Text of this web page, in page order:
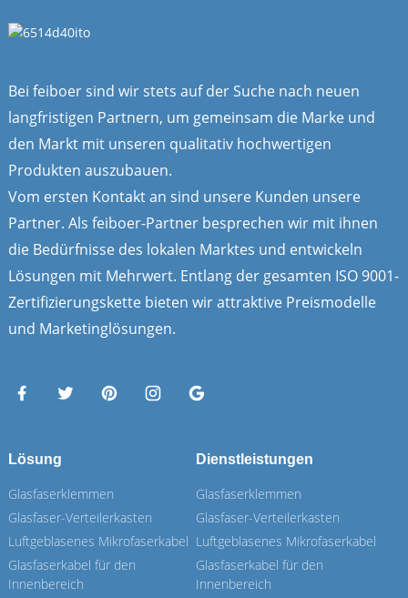
Bei feiboer sind wir stets auf der Suche nach neuen
langfristigen Partnern, um gemeinsam die Marke und
den Markt mit unseren qualitativ hochwertigen
Produkten auszubauen.
Vom ersten Kontakt an sind unsere Kunden unsere
Partner. Als feiboer-Partner besprechen wir mit ihnen
die Bedürfnisse des lokalen Marktes und entwickeln
Lösungen mit Mehrwert. Entlang der gesamten ISO 9001-
Zertifizierungskette bieten wir attraktive Preismodelle
und Marketinglösungen.
Lösung
Glasfaserklemmen
Glasfaser-Verteilerkasten
Luftgeblasenes Mikrofaserkabel
Glasfaserkabel für den
Innenbereich
Dienstleistungen
Glasfaserklemmen
Glasfaser-Verteilerkasten
Luftgeblasenes Mikrofaserkabel
Glasfaserkabel für den
Innenbereich